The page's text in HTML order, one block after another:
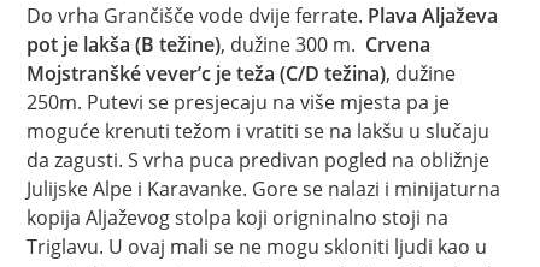
Do vrha Grančišče vode dvije ferrate. Plava Aljaževa
pot je lakša (B težine), dužine 300 m. Crvena
Mojstranšké vever’c je teža (C/D težina), dužine
250m. Putevi se presjecaju na više mjesta pa je
moguće krenuti težom i vratiti se na lakšu u slučaju
da zagusti. S vrha puca predivan pogled na obližnje
Julijske Alpe i Karavanke. Gore se nalazi i minijaturna
kopija Aljaževog stolpa koji origninalno stoji na
Triglavu. U ovaj mali se ne mogu skloniti ljudi kao u